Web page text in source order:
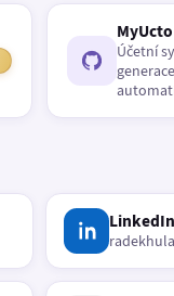
MyUcto
Účetní
LinkedIn